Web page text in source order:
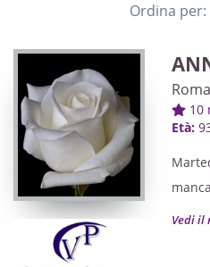
Ordina per:
Roma
10
Età:
Vedi il